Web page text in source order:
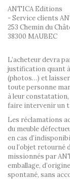
ANTICA Editions
- Service clients
253 Chemin du
38300 MAUBEC
L’acheteur devra
justification quant
(photos…) et
toute personne
à leur constatation,
faire intervenir un
Les réclamations
du meuble
en cas
ou l’objet retourné
missionnés par
emballage,
spontané, sans